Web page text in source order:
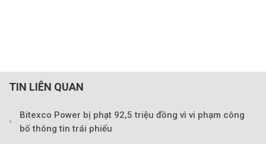
TIN LIÊN QUAN
Bitexco Power bị phạt 92,5 triệu đồng vì vi phạm công
bố thông tin trái phiếu